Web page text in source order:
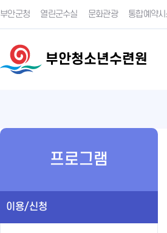
부안군청 열린군수실 문화관광 통합예약
부안청소년수련원
프로그램
이용/신청